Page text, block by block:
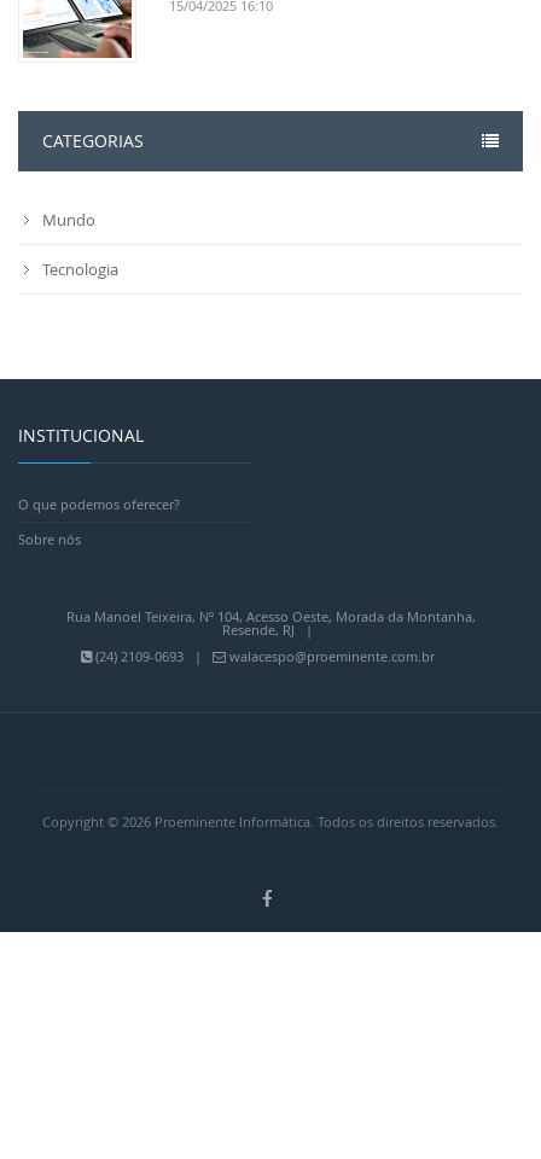
15/04/2025 16:10
CATEGORIAS
Mundo
Tecnologia
INSTITUCIONAL
O que podemos oferecer?
Sobre nós
Rua Manoel Teixeira, Nº 104, Acesso Oeste, Morada da Montanha,
Resende, RJ |
(24) 2109-0693 |
walacespo@proeminente.com.br
Copyright © 2026 Proeminente Informática. Todos os direitos reservados.